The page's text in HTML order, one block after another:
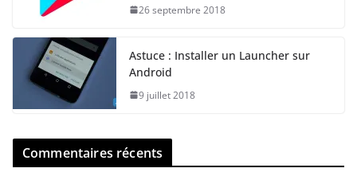
26 septembre 2018
Astuce : Installer un Launcher sur
Android
9 juillet 2018
Commentaires récents